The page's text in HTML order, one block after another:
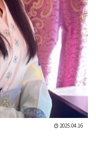
2025.04.16